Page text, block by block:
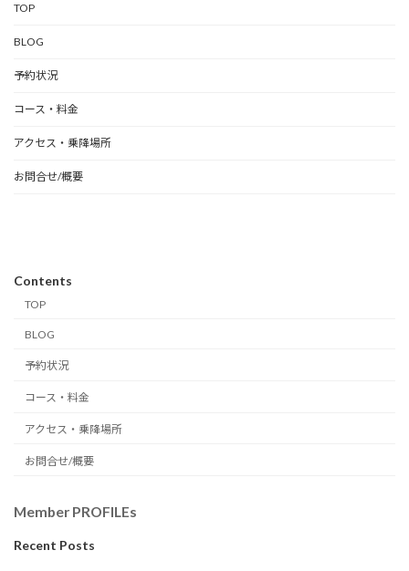
TOP
BLOG
予約状況
コース・料金
アクセス・乗降場所
お問合せ/概要
Contents
TOP
BLOG
予約状況
コース・料金
アクセス・乗降場所
お問合せ/概要
Member PROFILEs
Recent Posts